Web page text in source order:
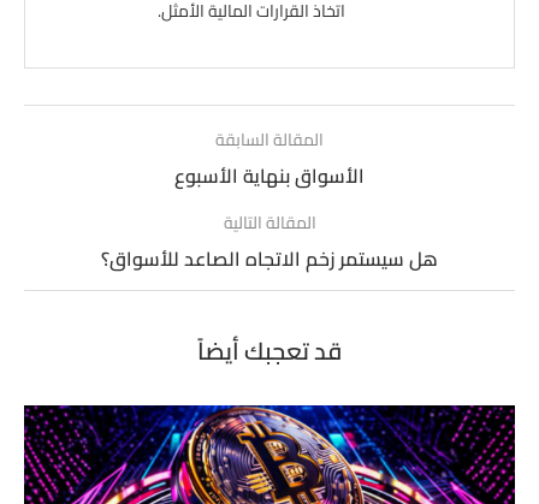
اتخاذ القرارات المالية الأمثل.
المقالة السابقة
الأسواق بنهاية الأسبوع
المقالة التالية
هل سيستمر زخم الاتجاه الصاعد للأسواق؟
قد تعجبك أيضاً